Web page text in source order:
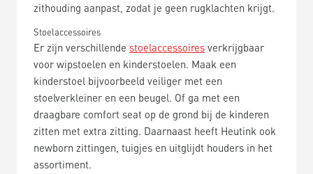
zithouding aanpast, zodat je geen rugklachten krijgt.
Stoelaccessoires
Er zijn verschillende stoelaccessoires verkrijgbaar
voor wipstoelen en kinderstoelen. Maak een
kinderstoel bijvoorbeeld veiliger met een
stoelverkleiner en een beugel. Of ga met een
draagbare comfort seat op de grond bij de kinderen
zitten met extra zitting. Daarnaast heeft Heutink ook
newborn zittingen, tuigjes en uitglijdt houders in het
assortiment.